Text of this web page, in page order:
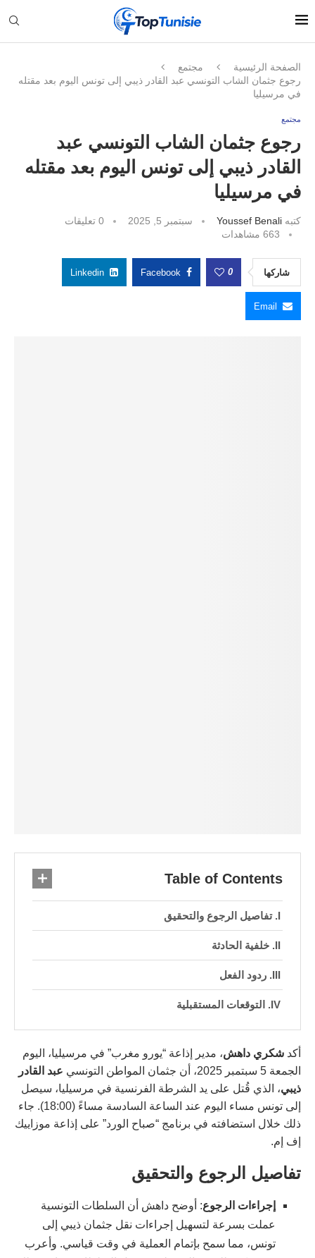
الصفحة الرئيسية
مجتمع
رجوع جثمان الشاب التونسي عبد القادر ذيبي إلى تونس اليوم بعد مقتله
في مرسيليا
مجتمع
رجوع جثمان الشاب التونسي عبد
القادر ذيبي إلى تونس اليوم بعد مقتله
في مرسيليا
كتبه Youssef Benali سبتمبر 5, 2025
0 تعليقات
663 مشاهدات
شاركها 0
Facebook
Linkedin
Email
Table of Contents
تفاصيل الرجوع والتحقيق
خلفية الحادثة
ردود الفعل
التوقعات المستقبلية
أكد شكري داهش، مدير إذاعة “يورو مغرب” في مرسيليا، اليوم
الجمعة 5 سبتمبر 2025، أن جثمان المواطن التونسي
عبد القادر
ذيبي، الذي قُتل على يد الشرطة الفرنسية في مرسيليا، سيصل
إلى تونس مساء اليوم عند الساعة السادسة مساءً (18:00). جاء
ذلك خلال استضافته في برنامج “صباح الورد” على إذاعة موزاييك
إف إم.
تفاصيل الرجوع والتحقيق
إجراءات الرجوع: أوضح داهش أن السلطات التونسية
عملت بسرعة لتسهيل إجراءات نقل جثمان ذيبي إلى
تونس، مما سمح بإتمام العملية في وقت قياسي. وأعرب